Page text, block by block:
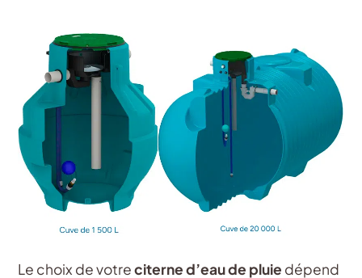
Le choix de votreciterne d’eau de pluie dépend